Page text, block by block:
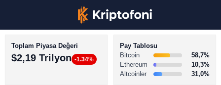
Toplam Piyasa Değeri
$2,19 Trilyon -1.34%
Pay Tablosu
Bitcoin
58,7%
Ethereum
10,3%
Altcoinler
31,0%